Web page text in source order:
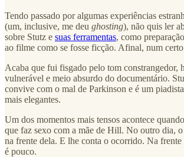
Tendo passado por algumas experiências
(um, inclusive, me deu ghosting), não quis ler
sobre Stutz e suas ferramentas, como
ao filme como se fosse ficção. Afinal, num
Acaba que fui fisgado pelo tom constrangedor,
vulnerável e meio absurdo do documentário.
convive com o mal de Parkinson e é um
mais elegantes.
Um dos momentos mais tensos acontece
que faz sexo com a mãe de Hill. No outro dia,
na frente dela. E lhe conta o ocorrido. Na frente
é pouco.